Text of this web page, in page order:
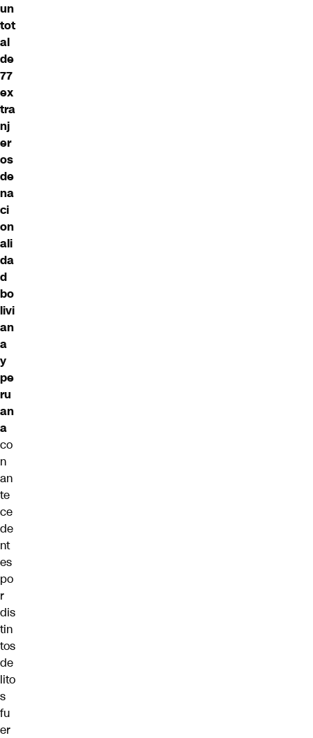
un
tot
al
de
77
ex
tra
nj
er
os
de
na
ci
on
ali
da
d
bo
livi
an
a
y
pe
ru
an
a
co
n
an
te
ce
de
nt
es
po
r
dis
tin
tos
de
lito
s
fu
er